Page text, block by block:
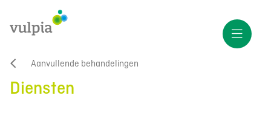
Aanvullende behandelingen
Diensten